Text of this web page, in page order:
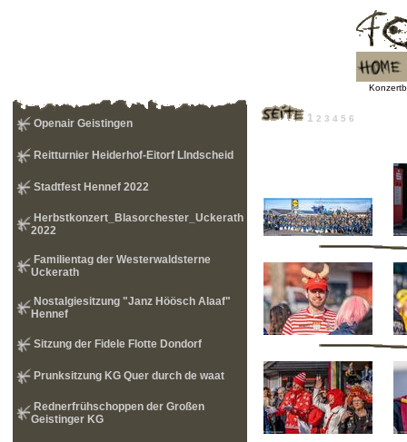
Openair Geistingen
Reitturnier Heiderhof-Eitorf LIndscheid
Stadtfest Hennef 2022
Herbstkonzert_Blasorchester_Uckerath
2022
Familientag der Westerwaldsterne
Uckerath
Nostalgiesitzung "Janz Höösch Alaaf"
Hennef
Sitzung der Fidele Flotte Dondorf
Prunksitzung KG Quer durch de waat
Rednerfrühschoppen der Großen
Geistinger KG
1 2 3 4 5 6